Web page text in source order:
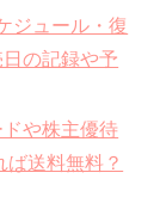
ジュール・復
の記録や予
ドや株主優待
送料無料？